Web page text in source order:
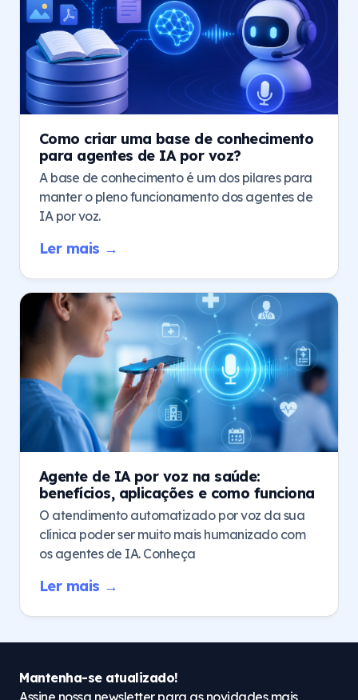
Como criar uma base de conhecimento
para agentes de IA por voz?
A base de conhecimento é um dos pilares para
manter o pleno funcionamento dos agentes de
IA por voz.
Ler mais →
Agente de IA por voz na saúde:
benefícios, aplicações e como funciona
O atendimento automatizado por voz da sua
clínica poder ser muito mais humanizado com
os agentes de IA. Conheça
Ler mais →
Mantenha-se atualizado!
Assine nossa newsletter para as novidades mais